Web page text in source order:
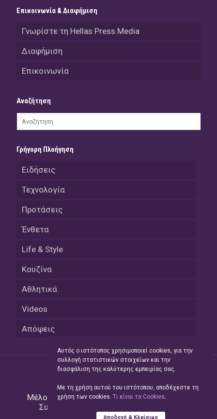
Επικοινωνία & Διαφήμιση
Γνωρίστε τη Hellas Press Media
Διαφήμιση
Επικοινωνία
Αναζήτηση
Γρήγορη Πλοήγηση
Ειδήσεις
Τεχνολογία
Προτάσεις
Ένθετα
Life & Style
Κουζίνα
Αθλητικά
Videos
Απόψεις
Μέλος του Δικτύου τηςHellas Press Media
Συντήρηση και Ανάπτυξη
Αυτός ο ιστότοπος χρησιμοποιεί cookies, για την
συλλογή στατιστικών στοιχείων και την
διασφάλιση της καλύτερης εμπειρίας σας.
Με τη χρήση αυτού του ιστότοπου, αποδέχεστε τη
χρήση των cookies. Tι είναι τα Cookies;
Αποδοχή & Κλείσιμο